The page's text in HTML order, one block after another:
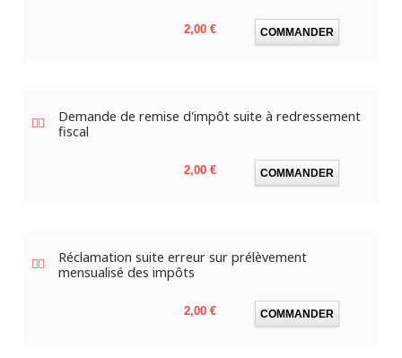
Prix
2,00 € COMMANDER
Demande de remise d'impôt suite à redressement
fiscal
Prix
2,00 € COMMANDER
Réclamation suite erreur sur prélèvement
mensualisé des impôts
Prix
2,00 € COMMANDER